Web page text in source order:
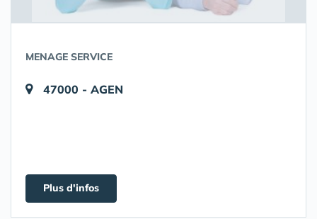
MENAGE SERVICE
47000 - AGEN
Plus d'infos